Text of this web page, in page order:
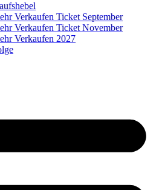
Verkaufen Ticket September
Verkaufen Ticket November
Verkaufen 2027